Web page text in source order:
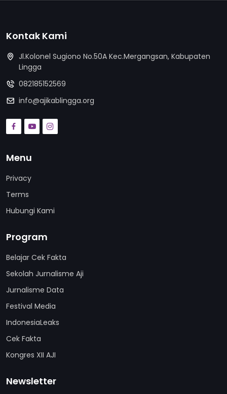
Kontak Kami
Jl.Kolonel Sugiono No.50A Kec.Mergangsan, Kabupaten
Lingga
082185152569
info@ajikablingga.org
Menu
Privacy
Terms
Hubungi Kami
Program
Belajar Cek Fakta
Sekolah Jurnalisme Aji
Jurnalisme Data
Festival Media
IndonesiaLeaks
Cek Fakta
Kongres XII AJI
Newsletter